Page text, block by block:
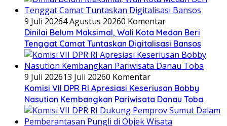
9 Juli 20264 Agustus 20260 Komentar
Dinilai Belum Maksimal, Wali Kota Medan Beri
Tenggat Camat Tuntaskan Digitalisasi Bansos
9 Juli 202613 Juli 20260 Komentar
Komisi VII DPR RI Apresiasi Keseriusan Bobby
Nasution Kembangkan Pariwisata Danau Toba